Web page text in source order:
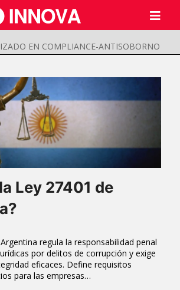
EN COMPLIANCE-ANTISOBORNO
Ley 27401 de
regula la responsabilidad penal
por delitos de corrupción y exige
eficaces. Define requisitos
para las empresas…